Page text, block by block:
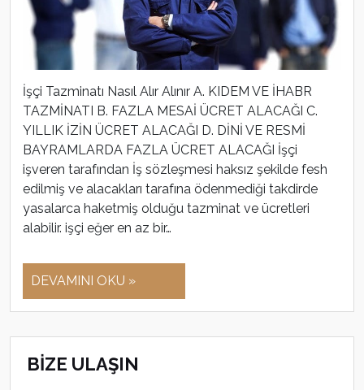
İşçi Tazminatı Nasıl Alır Alınır A. KIDEM VE İHABR
TAZMİNATI B. FAZLA MESAİ ÜCRET ALACAĞI C.
YILLIK İZİN ÜCRET ALACAĞI D. DİNİ VE RESMİ
BAYRAMLARDA FAZLA ÜCRET ALACAĞI İşçi
işveren tarafından İş sözleşmesi haksız şekilde fesh
edilmiş ve alacakları tarafına ödenmediği takdirde
yasalarca haketmiş olduğu tazminat ve ücretleri
alabilir. işçi eğer en az bir…
DEVAMINI OKU »
BİZE ULAŞIN